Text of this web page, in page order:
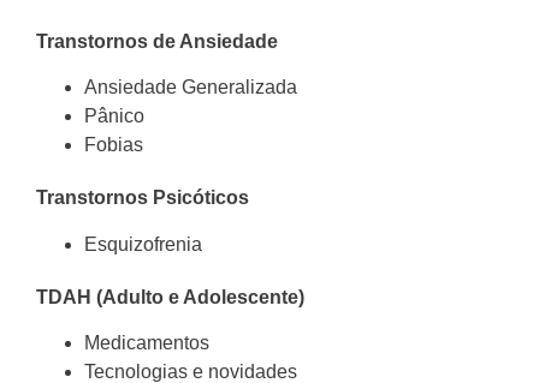
Transtornos de Ansiedade
Ansiedade Generalizada
Pânico
Fobias
Transtornos Psicóticos
Esquizofrenia
TDAH (Adulto e Adolescente)
Medicamentos
Tecnologias e novidades